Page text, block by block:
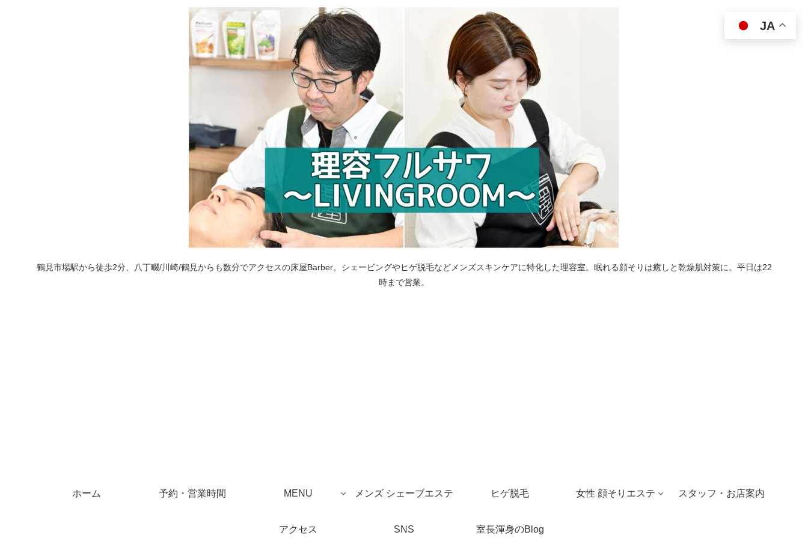
鶴見市場駅から徒歩2分、八丁畷/川崎/鶴見からも数分でアクセスの床屋Barber。シェービングやヒゲ脱毛などメンズスキンケアに特化した理容室。眠れる顔そりは癒しと乾燥肌対策に。平日は22
時まで営業。
ホーム 予約・営業時間 MENU メンズ シェーブエステ ヒゲ脱毛 女性 顔そりエステ スタッフ・お店案内
アクセス SNS 室長渾身のBlog
JA